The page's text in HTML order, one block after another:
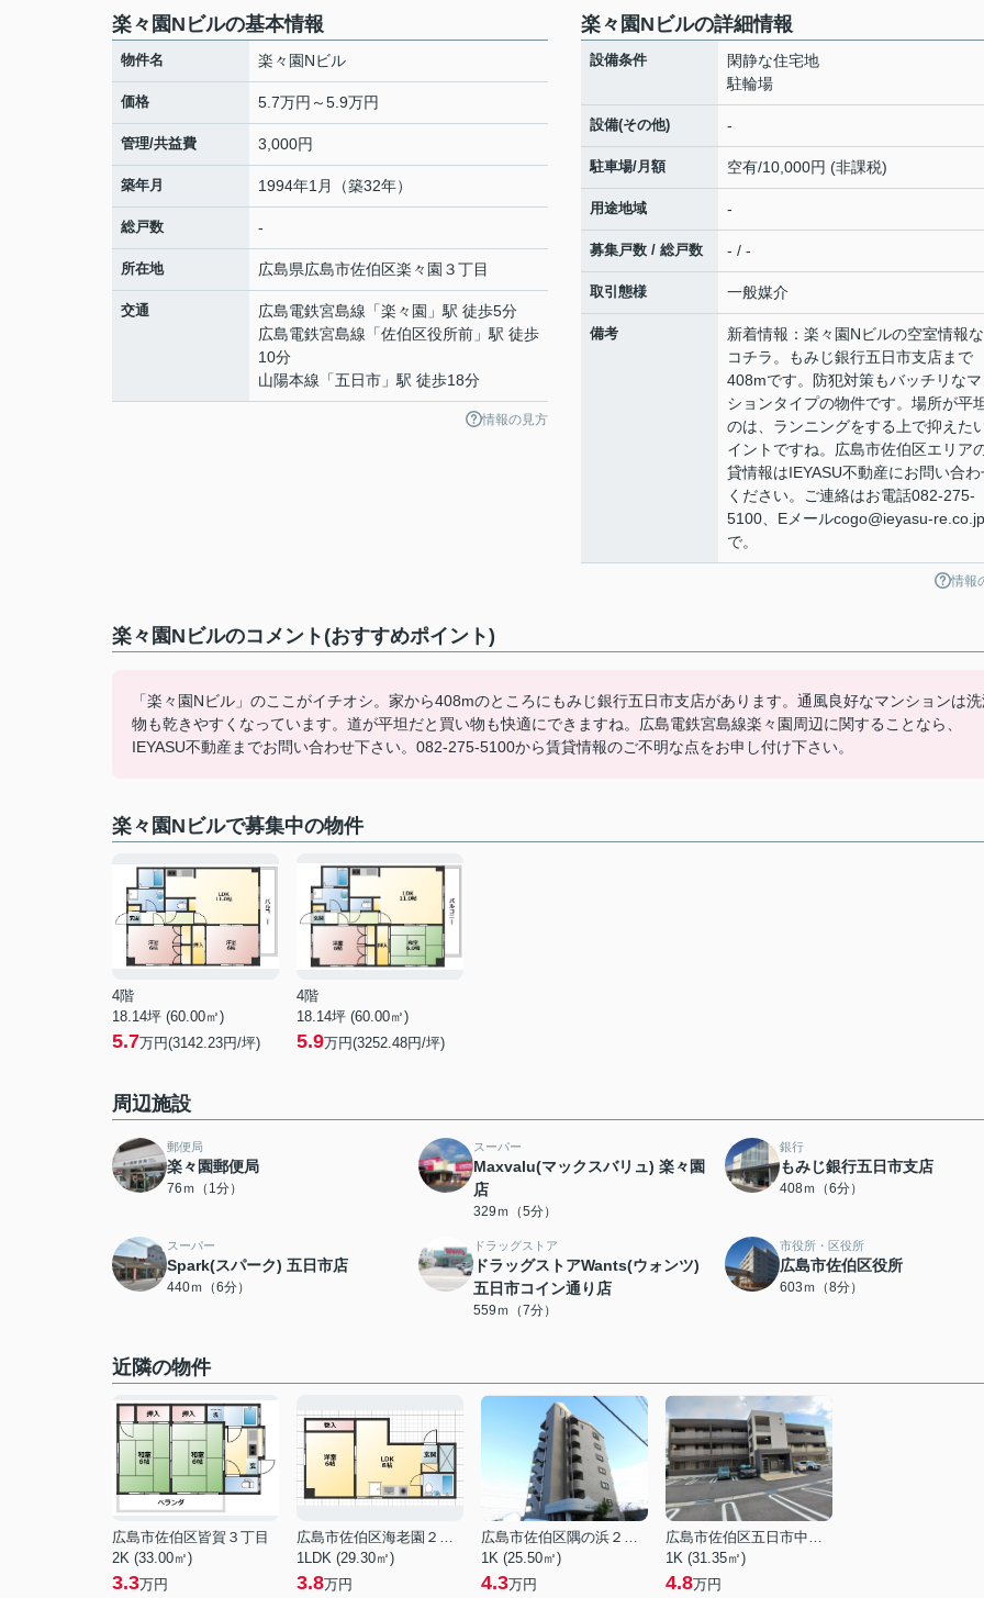
楽々園Nビルの基本情報
物件名 楽々園Nビル
価格 5.7万円～5.9万円
管理/共益費 3,000円
築年月 1994年1月（築32年）
総戸数 -
所在地 広島県広島市佐伯区楽々園 ３丁目
交通 広島電鉄宮島線 「楽々園 」駅 徒歩5分
広島電鉄宮島線 「佐伯区役所前 」駅 徒歩
10分
山陽本線 「五日市 」駅 徒歩18分
情報の見方
楽々園Nビルの詳細情報
設備条件
閑静な住宅地
駐輪場
設備(その他) -
駐車場/月額 空有/10,000円 (非課税)
用途地域 -
募集戸数 / 総戸数 - / -
取引態様 一般媒介
備考
新着情報：楽々園Nビルの空室情報
コチラ。もみじ銀行五日市支店まで
408mです。防犯対策もバッチリなマ
ションタイプの物件です。場所が平
のは、ランニングをする上で抑えた
イントですね。広島市佐伯区エリア
貸情報はIEYASU不動産にお問い合わ
ください。ご連絡はお電話082-275-
5100、Eメールcogo@ieyasu-
で。
情報
楽々園Nビルのコメント(おすすめポイント)
「楽々園Nビル」のここがイチオシ。家から408mのところにもみじ銀行五日市支店があります。通風良好なマンションは洗
物も乾きやすくなっています。道が平坦だと買い物も快適にできますね。広島電鉄宮島線楽々園周辺に関することなら、
IEYASU不動産までお問い合わせ下さい。082-275-5100から賃貸情報のご不明な点をお申し付け下さい。
楽々園Nビルで募集中の物件
4階
18.14坪 (60.00㎡)
5.7万円(3142.23円/坪)
4階
18.14坪 (60.00㎡)
5.9万円(3252.48円/坪)
周辺施設
郵便局
楽々園郵便局
76ｍ（1分）
スーパー
Maxvalu(マックスバリュ) 楽々園
店
329ｍ（5分）
銀行
もみじ銀行五日市支店
408ｍ（6分）
スーパー
Spark(スパーク) 五日市店
440ｍ（6分）
ドラッグストア
ドラッグストアWants(ウォンツ)
五日市コイン通り店
559ｍ（7分）
市役所・区役所
広島市佐伯区役所
603ｍ（8分）
近隣の物件
広島市佐伯区皆賀３丁目
2K (33.00㎡)
3.3万円
広島市佐伯区海老園２丁目
1LDK (29.30㎡)
3.8万円
広島市佐伯区隅の浜２丁目
1K (25.50㎡)
4.3万円
広島市佐伯区五日市中央７丁目
1K (31.35㎡)
4.8万円